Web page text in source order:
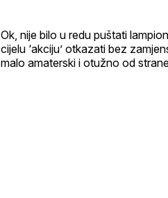
Ok, nije bilo u redu puštati
cijelu ‘akciju’ otkazati bez
malo amaterski i otužno od